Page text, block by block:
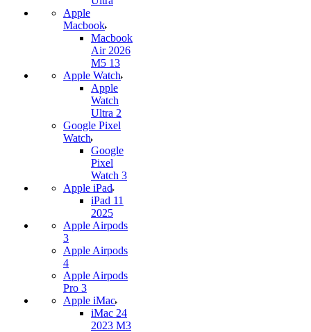
Apple
Macbook
Macbook
Air 2026
M5 13
Apple Watch
Apple
Watch
Ultra 2
Google Pixel
Watch
Google
Pixel
Watch 3
Apple iPad
iPad 11
2025
Apple Airpods
3
Apple Airpods
4
Apple Airpods
Pro 3
Apple iMac
iMac 24
2023 M3